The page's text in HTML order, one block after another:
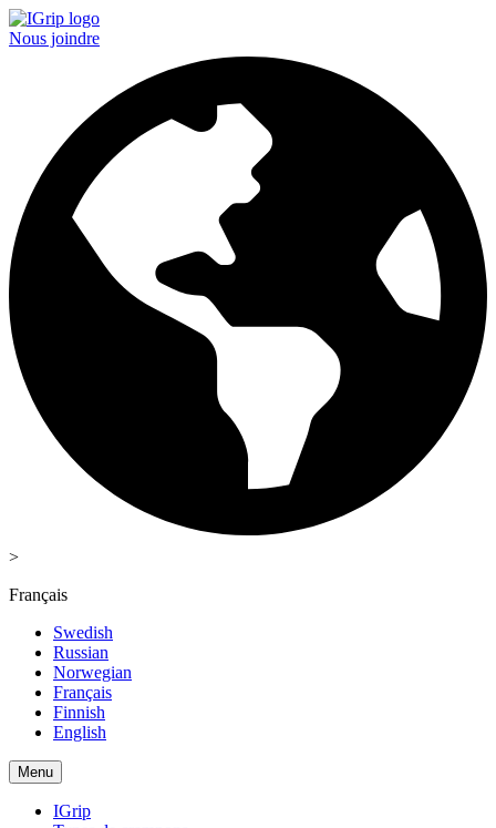
Nous joindre
>
Français
Swedish
Russian
Norwegian
Français
Finnish
English
Menu
IGrip